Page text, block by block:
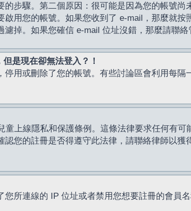
的步驟。第二個原因：很可能是因為您的帳號
啟用您的帳號。如果您收到了 e-mail，那麼就
掉。如果您確信 e-mail 位址沒錯，那麼請聯絡
是現在卻無法登入？！
停用或刪除了您的帳號。有些討論區會利用每
童上線隱私和保護條例。這條法律要求任何有
認您的註冊是否得遵守此法律，請聯絡律師以
所連線的 IP 位址或者禁用您想要註冊的會員